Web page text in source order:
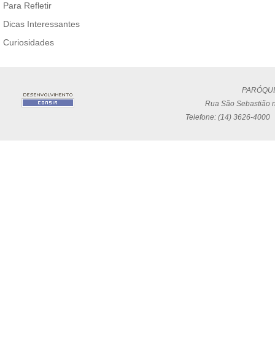
Para Refletir
Dicas Interessantes
Curiosidades
Rua São Sebastião
Telefone: (14) 3626-